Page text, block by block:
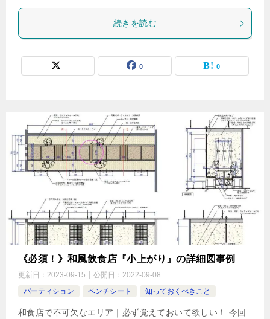
続きを読む
0 0
《必須！》和風飲食店『小上がり』の詳細図事例
更新日： 2023-09-15 公開日： 2022-09-08
パーティション
ベンチシート 知っておくべきこと
和食店で不可欠なエリア｜必ず覚えておいて欲しい！ 今回